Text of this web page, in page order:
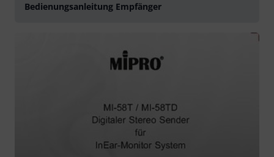
Bedienungsanleitung Empfänger